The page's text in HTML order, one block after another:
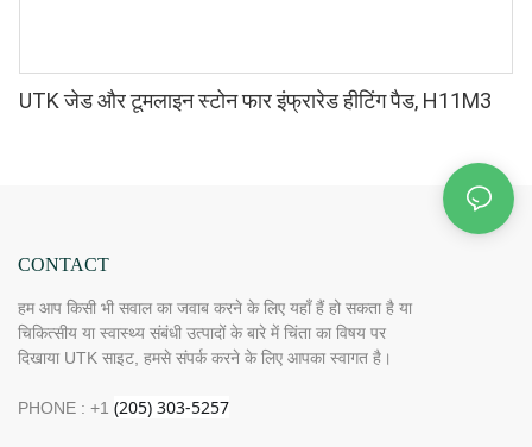
UTK जेड और टूमलाइन स्टोन फार इंफ्रारेड हीटिंग पैड, H11M3
CONTACT
हम आप किसी भी सवाल का जवाब करने के लिए यहाँ हैं हो सकता है या
चिकित्सीय या स्वास्थ्य संबंधी उत्पादों के बारे में चिंता का विषय पर
दिखाया UTK साइट, हमसे संपर्क करने के लिए आपका स्वागत है।
PHONE : +1